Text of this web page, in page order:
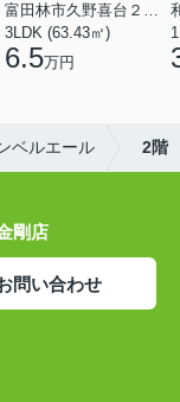
富田林市久野喜台２丁目
3LDK (63.43㎡)
6.5万円
ベルエール 2階
剛店
問い合わせ